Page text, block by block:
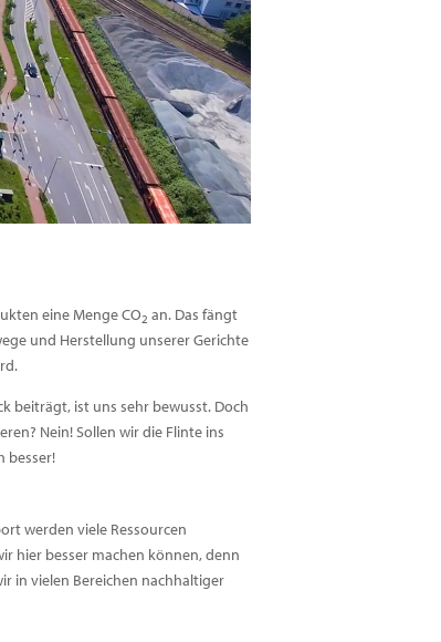
eine Menge CO2 an. Das fängt
und Herstellung unserer Gerichte
beiträgt, ist uns sehr bewusst. Doch
Nein! Sollen wir die Flinte ins
besser!
werden viele Ressourcen
hier besser machen können, denn
in vielen Bereichen nachhaltiger